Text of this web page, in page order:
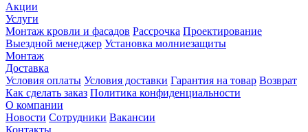
Акции
Услуги
Монтаж кровли и фасадов Рассрочка Проектирование
Выездной менеджер Установка молниезащиты
Монтаж
Доставка
Условия оплаты Условия доставки Гарантия на товар Возврат
Как сделать заказ Политика конфиденциальности
О компании
Новости Сотрудники Вакансии
Контакты